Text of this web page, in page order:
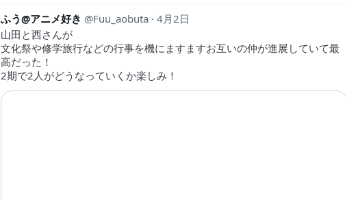
ふう@アニメ好き Fuu_aobuta
4月2日
山田と西さんが
文化祭や修学旅行などの行事を機にますますお互いの仲が進展していて最
高だった！
2期で2人がどうなっていくか楽しみ！